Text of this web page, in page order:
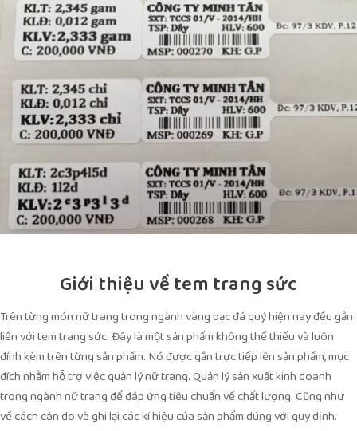
Giới thiệu về tem trang sức
Trên từng món nữ trang trong ngành vàng bạc đá quý hiện nay đều gắn
liền với tem trang sức. Đây là một sản phẩm không thể thiếu và luôn
đính kèm trên từng sản phẩm. Nó được gắn trực tiếp lên sản phẩm, mục
đích nhằm hỗ trợ việc quản lý nữ trang. Quản lý sản xuất kinh doanh
trong ngành nữ trang để đáp ứng tiêu chuẩn về chất lượng. Cũng như
về cách cân đo và ghi lại các kí hiệu của sản phẩm đúng với quy định.